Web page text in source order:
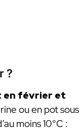
?
en février et
ou en pot sous
moins 10°C :